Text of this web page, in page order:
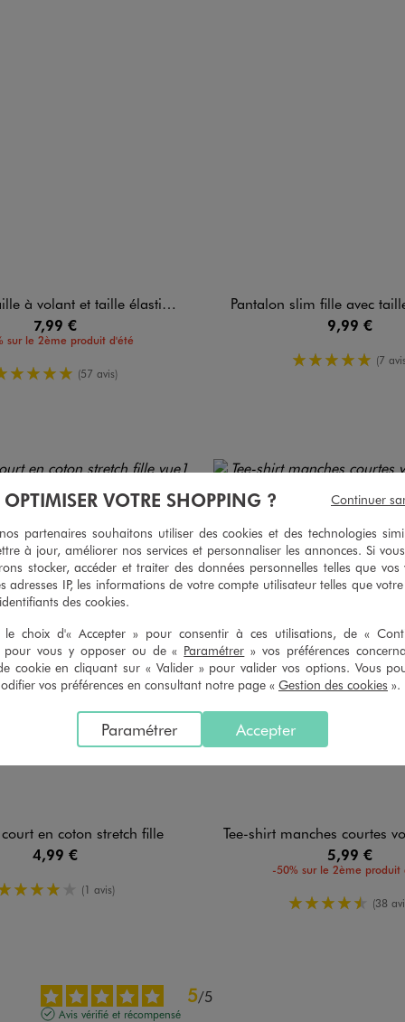
à volant et taille élastique fille
7,99 €
sur le 2ème produit d'été
5/5 de moyenne
(57 avis)
Pantalon slim fille avec
9,99 €
5/5 de (7
en coton stretch fille
4,99 €
4/5 de moyenne
(1 avis)
Tee-shirt manches courtes
5,99 €
-50% sur le 2ème produit
4.5/5 de(38
5/5
Avis vérifié et récompensé
OPTIMISER VOTRE SHOPPING ?
partenaires souhaitons utiliser des cookies et des technologies
à jour, améliorer nos services et personnaliser les annonces. Si
stocker, accéder et traiter des données personnelles telles que vos
adresses IP, les informations de votre compte utilisateur telles que
des cookies.
le choix d'« Accepter » pour consentir à ces utilisations, de «
pour vous y opposer ou de « Paramétrer » vos préférences
cookie en cliquant sur « Valider » pour valider vos options. Vous
vos préférences en consultant notre page « Gestion des cookies ».
Accepter
Paramétrer
Continuer